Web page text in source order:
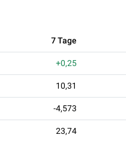
7 Tage
+0,25
10,31
-4,573
23,74